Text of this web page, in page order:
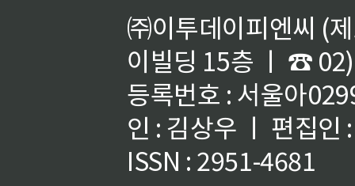
㈜이투데이피엔씨 (
이빌딩 15층 ㅣ ☎
등록번호 : 서울아
인 : 김상우 ㅣ 편집인
ISSN : 2951-4681